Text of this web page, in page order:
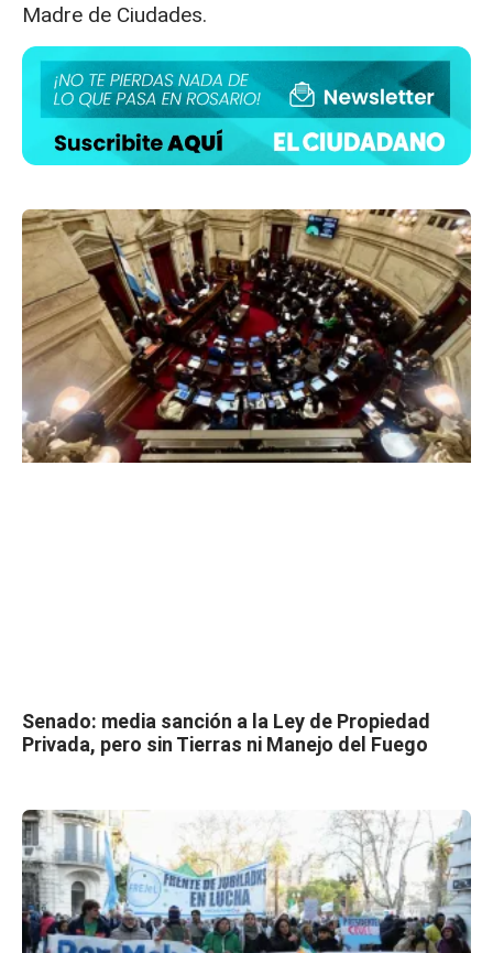
Madre de Ciudades.
Senado: media sanción a la Ley de Propiedad
Privada, pero sin Tierras ni Manejo del Fuego